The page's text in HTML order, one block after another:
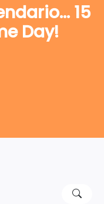
15
Day!